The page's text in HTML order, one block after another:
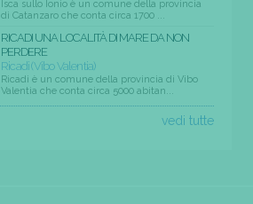
Isca sullo Ionio è un comune della provincia
di Catanzaro che conta circa 1700 ...
RICADI UNA LOCALITÀ DI MARE DA NON
PERDERE
Ricadi (Vibo Valentia)
Ricadi è un comune della provincia di Vibo
Valentia che conta circa 5000 abitan...
vedi tutte